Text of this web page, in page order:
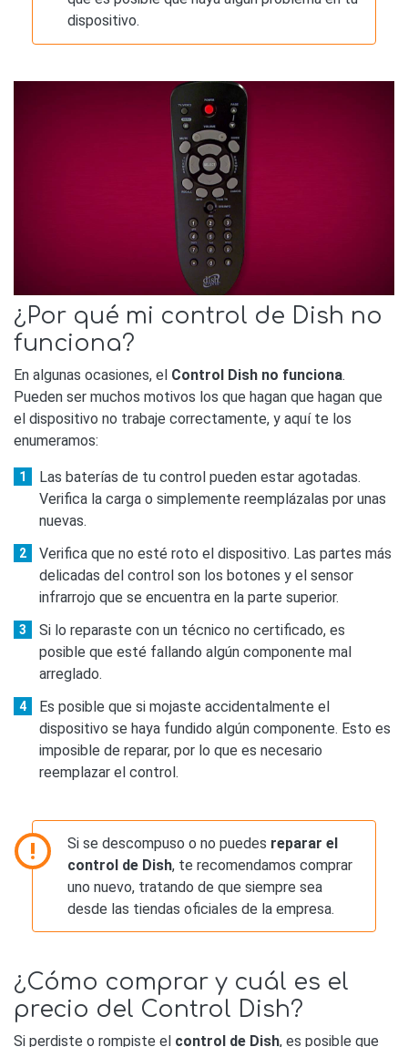
dispositivo.
¿Por qué mi control de Dish no
funciona?
En algunas ocasiones, el Control Dish no funciona.
Pueden ser muchos motivos los que hagan que hagan que
el dispositivo no trabaje correctamente, y aquí te los
enumeramos:
Las baterías de tu control pueden estar agotadas.
Verifica la carga o simplemente reemplázalas por unas
nuevas.
Verifica que no esté roto el dispositivo. Las partes más
delicadas del control son los botones y el sensor
infrarrojo que se encuentra en la parte superior.
Si lo reparaste con un técnico no certificado, es
posible que esté fallando algún componente mal
arreglado.
Es posible que si mojaste accidentalmente el
dispositivo se haya fundido algún componente. Esto es
imposible de reparar, por lo que es necesario
reemplazar el control.
Si se descompuso o no puedes reparar el
control de Dish, te recomendamos comprar
uno nuevo, tratando de que siempre sea
desde las tiendas oficiales de la empresa.
¿Cómo comprar y cuál es el
precio del Control Dish?
Si perdiste o rompiste el control de Dish, es posible que